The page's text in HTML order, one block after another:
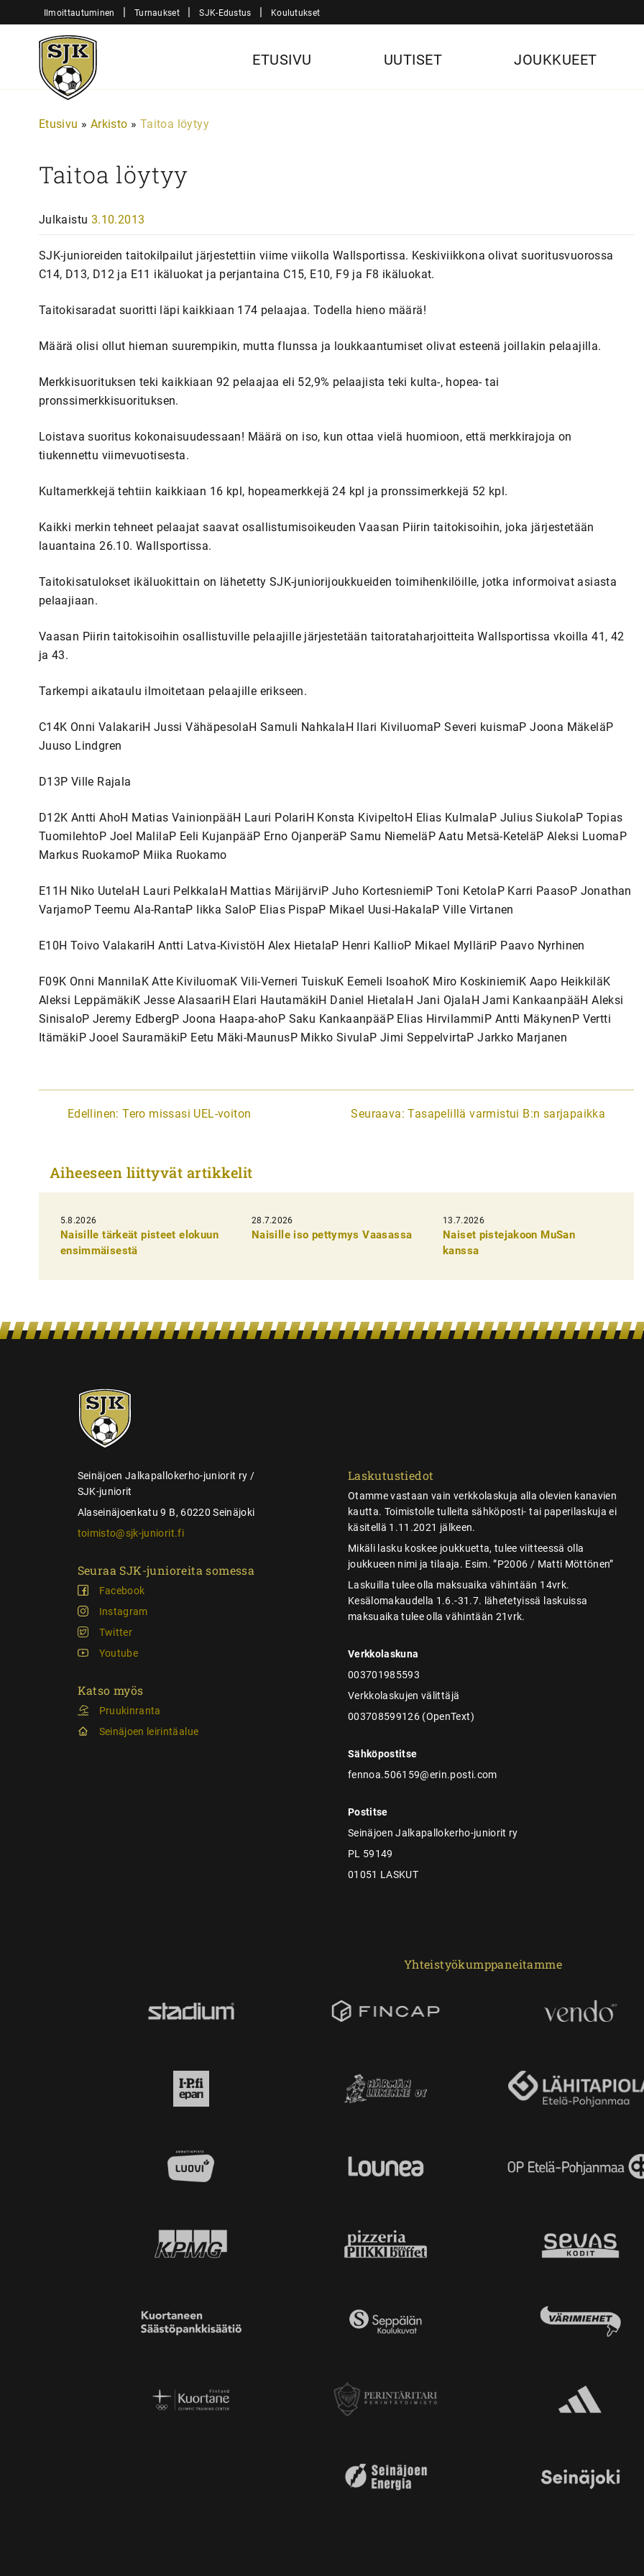
sisältöön
Ilmoittautuminen | Turnaukset | SJK-Edustus | Koulutukset
Sjk-
Juniorit
ETUSIVU UUTISET JOUKKUEET
Etusivu » Arkisto » Taitoa löytyy
Taitoa löytyy
Julkaistu 3.10.2013
SJK-junioreiden taitokilpailut järjestettiin viime viikolla Wallsportissa. Keskiviikkona olivat suoritusvuorossa
C14, D13, D12 ja E11 ikäluokat ja perjantaina C15, E10, F9 ja F8 ikäluokat.
Taitokisaradat suoritti läpi kaikkiaan 174 pelaajaa. Todella hieno määrä!
Määrä olisi ollut hieman suurempikin, mutta flunssa ja loukkaantumiset olivat esteenä joillakin pelaajilla.
Merkkisuorituksen teki kaikkiaan 92 pelaajaa eli 52,9% pelaajista teki kulta-, hopea- tai
pronssimerkkisuorituksen.
Loistava suoritus kokonaisuudessaan! Määrä on iso, kun ottaa vielä huomioon, että merkkirajoja on
tiukennettu viimevuotisesta.
Kultamerkkejä tehtiin kaikkiaan 16 kpl, hopeamerkkejä 24 kpl ja pronssimerkkejä 52 kpl.
Kaikki merkin tehneet pelaajat saavat osallistumisoikeuden Vaasan Piirin taitokisoihin, joka järjestetään
lauantaina 26.10. Wallsportissa.
Taitokisatulokset ikäluokittain on lähetetty SJK-juniorijoukkueiden toimihenkilöille, jotka informoivat asiasta
pelaajiaan.
Vaasan Piirin taitokisoihin osallistuville pelaajille järjestetään taitorataharjoitteita Wallsportissa vkoilla 41, 42
ja 43.
Tarkempi aikataulu ilmoitetaan pelaajille erikseen.
C14K Onni ValakariH Jussi VähäpesolaH Samuli NahkalaH Ilari KiviluomaP Severi kuismaP Joona MäkeläP
Juuso Lindgren
D13P Ville Rajala
D12K Antti AhoH Matias VainionpääH Lauri PolariH Konsta KivipeltoH Elias KulmalaP Julius SiukolaP Topias
TuomilehtoP Joel MalilaP Eeli KujanpääP Erno OjanperäP Samu NiemeläP Aatu Metsä-KeteläP Aleksi LuomaP
Markus RuokamoP Miika Ruokamo
E11H Niko UutelaH Lauri PelkkalaH Mattias MärijärviP Juho KortesniemiP Toni KetolaP Karri PaasoP Jonathan
VarjamoP Teemu Ala-RantaP Iikka SaloP Elias PispaP Mikael Uusi-HakalaP Ville Virtanen
E10H Toivo ValakariH Antti Latva-KivistöH Alex HietalaP Henri KallioP Mikael MylläriP Paavo Nyrhinen
F09K Onni MannilaK Atte KiviluomaK Vili-Verneri TuiskuK Eemeli IsoahoK Miro KoskiniemiK Aapo HeikkiläK
Aleksi LeppämäkiK Jesse AlasaariH Elari HautamäkiH Daniel HietalaH Jani OjalaH Jami KankaanpääH Aleksi
SinisaloP Jeremy EdbergP Joona Haapa-ahoP Saku KankaanpääP Elias HirvilammiP Antti MäkynenP Vertti
ItämäkiP Jooel SauramäkiP Eetu Mäki-MaunusP Mikko SivulaP Jimi SeppelvirtaP Jarkko Marjanen
A
i
k
e
n
Edellinen: Tero missasi UEL-voiton Seuraava: Tasapelillä varmistui B:n sarjapaikka
Aiheeseen liittyvät artikkelit
5.8.2026
Naisille tärkeät pisteet elokuun
ensimmäisestä
28.7.2026
Naisille iso pettymys Vaasassa
13.7.2026
Naiset pistejakoon MuSan
kanssa
SJK-
juniorit
Seinäjoen Jalkapallokerho-juniorit ry /
SJK-juniorit
Alaseinäjoenkatu 9 B, 60220 Seinäjoki
toimisto@sjk-juniorit.fi
Seuraa SJK-junioreita somessa
Facebook
Instagram
Twitter
Youtube
Katso myös
Pruukinranta
Seinäjoen leirintäalue
Laskutustiedot
Otamme vastaan vain verkkolaskuja alla olevien kanavien
kautta. Toimistolle tulleita sähköposti- tai paperilaskuja ei
käsitellä 1.11.2021 jälkeen.
Mikäli lasku koskee joukkuetta, tulee viitteessä olla
joukkueen nimi ja tilaaja. Esim. ”P2006 / Matti Möttönen”
Laskuilla tulee olla maksuaika vähintään 14vrk.
Kesälomakaudella 1.6.-31.7. lähetetyissä laskuissa
maksuaika tulee olla vähintään 21vrk.
Verkkolaskuna
003701985593
Verkkolaskujen välittäjä
003708599126 (OpenText)
Sähköpostitse
fennoa.506159@erin.posti.com
Postitse
Seinäjoen Jalkapallokerho-juniorit ry
PL 59149
01051 LASKUT
Yhteistyökumppaneitamme